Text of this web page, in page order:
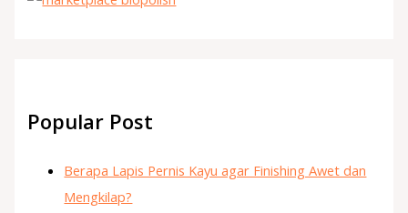
Popular Post
Berapa Lapis Pernis Kayu agar Finishing Awet dan
Mengkilap?